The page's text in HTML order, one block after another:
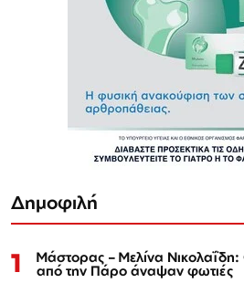
Δημοφιλή
1 Μάστορας – Μελίνα Νικολαΐδη:
από την Πάρο άναψαν φωτιές